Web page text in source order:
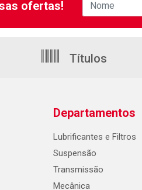
ofertas!
Títulos
Departamentos
Lubrificantes e Filtros
Suspensão
Transmissão
Mecânica